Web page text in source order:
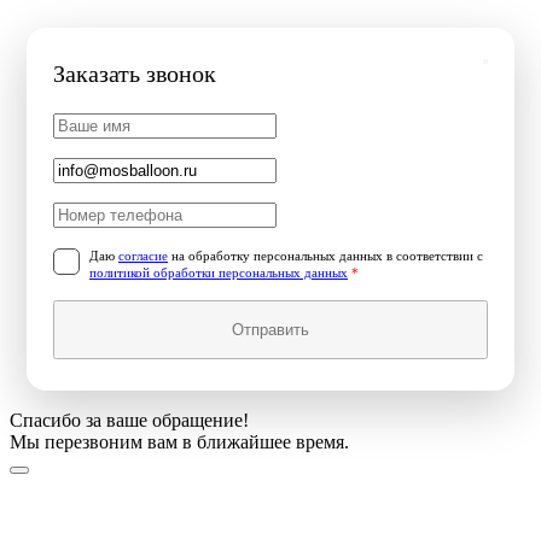
Заказать звонок
Даю согласие на обработку персональных данных в соответствии с
политикой обработки персональных данных *
Отправить
Спасибо за ваше обращение!
Мы перезвоним вам в ближайшее время.